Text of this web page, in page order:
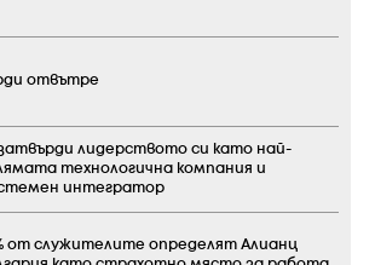
отвътре
лидерството си като най-
технологична компания и
интегратор
от служителите определят Алианц